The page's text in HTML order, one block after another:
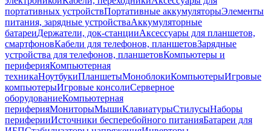
портативных устройствПортативные аккумуляторыЭлементы
питания, зарядные устройстваАккумуляторные
батареиДержатели, док-станцииАксессуары для планшетов,
смартфоновКабели для телефонов, планшетовЗарядные
устройства для телефонов, планшетовКомпьютеры и
периферияКомпьютерная
техникаНоутбукиПланшетыМоноблокиКомпьютерыИгровые
компьютерыИгровые консолиСерверное
оборудованиеКомпьютерная
периферияМониторыМышиКлавиатурыСтилусыНаборы
периферииИсточники бесперебойного питанияБатареи для